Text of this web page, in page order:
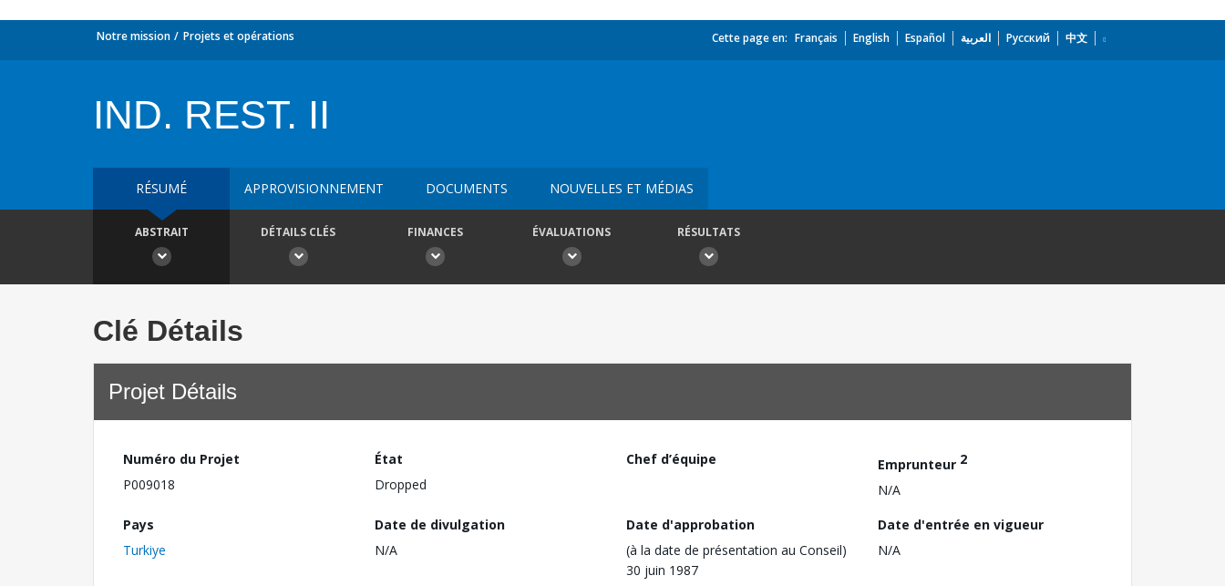
Notre mission Projets et opérations Cette page en: Français English Español العربية Русский 中文
IND. REST. II
RÉSUMÉ APPROVISIONNEMENT DOCUMENTS NOUVELLES ET MÉDIAS
ABSTRAIT DÉTAILS CLÉS FINANCES ÉVALUATIONS RÉSULTATS
Clé Détails
Projet Détails
Numéro du Projet
P009018
État
Dropped
Chef d’équipe Emprunteur 2
N/A
Pays
Turkiye
Date de divulgation
N/A
Date d'approbation
(à la date de présentation au Conseil)
30 juin 1987
Date d'entrée en vigueur
N/A